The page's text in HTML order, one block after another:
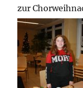
zur